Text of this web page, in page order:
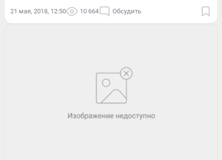
21 мая, 2018, 12:50 10 664 Обсудить